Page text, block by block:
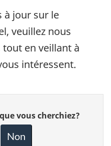
à jour sur le
veuillez nous
en veillant à
intéressent.
vous cherchiez?
Non